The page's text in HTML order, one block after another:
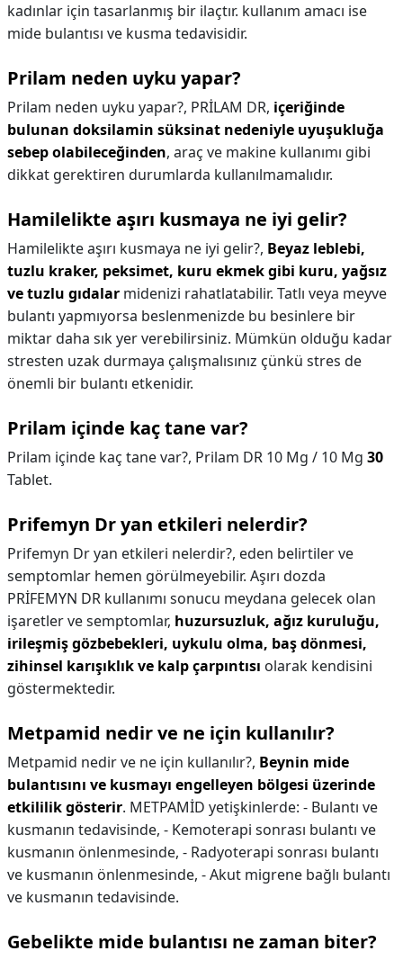
kadınlar için tasarlanmış bir ilaçtır. kullanım amacı ise
mide bulantısı ve kusma tedavisidir.
Prilam neden uyku yapar?
Prilam neden uyku yapar?, PRİLAM DR, içeriğinde
bulunan doksilamin süksinat nedeniyle uyuşukluğa
sebep olabileceğinden, araç ve makine kullanımı gibi
dikkat gerektiren durumlarda kullanılmamalıdır.
Hamilelikte aşırı kusmaya ne iyi gelir?
Hamilelikte aşırı kusmaya ne iyi gelir?, Beyaz leblebi,
tuzlu kraker, peksimet, kuru ekmek gibi kuru, yağsız
ve tuzlu gıdalar midenizi rahatlatabilir. Tatlı veya meyve
bulantı yapmıyorsa beslenmenizde bu besinlere bir
miktar daha sık yer verebilirsiniz. Mümkün olduğu kadar
stresten uzak durmaya çalışmalısınız çünkü stres de
önemli bir bulantı etkenidir.
Prilam içinde kaç tane var?
Prilam içinde kaç tane var?, Prilam DR 10 Mg / 10 Mg 30
Tablet.
Prifemyn Dr yan etkileri nelerdir?
Prifemyn Dr yan etkileri nelerdir?, eden belirtiler ve
semptomlar hemen görülmeyebilir. Aşırı dozda
PRİFEMYN DR kullanımı sonucu meydana gelecek olan
işaretler ve semptomlar, huzursuzluk, ağız kuruluğu,
irileşmiş gözbebekleri, uykulu olma, baş dönmesi,
zihinsel karışıklık ve kalp çarpıntısı olarak kendisini
göstermektedir.
Metpamid nedir ve ne için kullanılır?
Metpamid nedir ve ne için kullanılır?, Beynin mide
bulantısını ve kusmayı engelleyen bölgesi üzerinde
etkililik gösterir. METPAMİD yetişkinlerde: - Bulantı ve
kusmanın tedavisinde, - Kemoterapi sonrası bulantı ve
kusmanın önlenmesinde, - Radyoterapi sonrası bulantı
ve kusmanın önlenmesinde, - Akut migrene bağlı bulantı
ve kusmanın tedavisinde.
Gebelikte mide bulantısı ne zaman biter?